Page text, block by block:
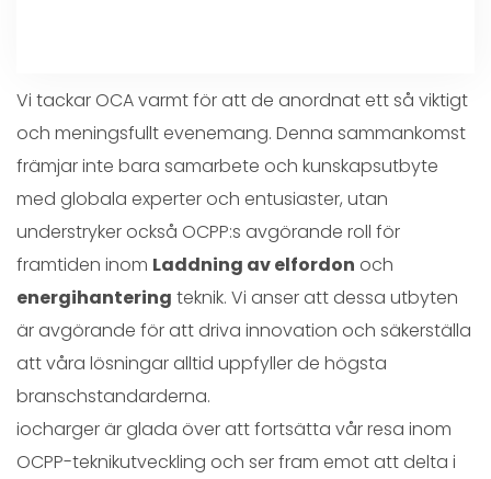
Vi tackar OCA varmt för att de anordnat ett så viktigt
och meningsfullt evenemang. Denna sammankomst
främjar inte bara samarbete och kunskapsutbyte
med globala experter och entusiaster, utan
understryker också OCPP:s avgörande roll för
framtiden inom Laddning av elfordon och
energihantering teknik. Vi anser att dessa utbyten
är avgörande för att driva innovation och säkerställa
att våra lösningar alltid uppfyller de högsta
branschstandarderna.
iocharger är glada över att fortsätta vår resa inom
OCPP-teknikutveckling och ser fram emot att delta i